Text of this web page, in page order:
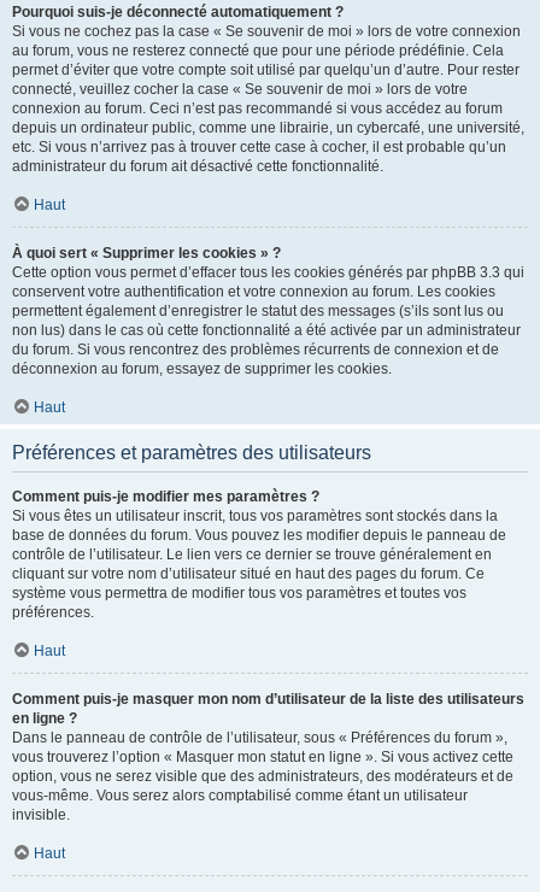
Pourquoi suis-je déconnecté automatiquement ?
Si vous ne cochez pas la case « Se souvenir de moi » lors de votre connexion
au forum, vous ne resterez connecté que pour une période prédéfinie. Cela
permet d’éviter que votre compte soit utilisé par quelqu’un d’autre. Pour rester
connecté, veuillez cocher la case « Se souvenir de moi » lors de votre
connexion au forum. Ceci n’est pas recommandé si vous accédez au forum
depuis un ordinateur public, comme une librairie, un cybercafé, une université,
etc. Si vous n’arrivez pas à trouver cette case à cocher, il est probable qu’un
administrateur du forum ait désactivé cette fonctionnalité.
Haut
À quoi sert « Supprimer les cookies » ?
Cette option vous permet d’effacer tous les cookies générés par phpBB 3.3 qui
conservent votre authentification et votre connexion au forum. Les cookies
permettent également d’enregistrer le statut des messages (s’ils sont lus ou
non lus) dans le cas où cette fonctionnalité a été activée par un administrateur
du forum. Si vous rencontrez des problèmes récurrents de connexion et de
déconnexion au forum, essayez de supprimer les cookies.
Haut
Préférences et paramètres des utilisateurs
Comment puis-je modifier mes paramètres ?
Si vous êtes un utilisateur inscrit, tous vos paramètres sont stockés dans la
base de données du forum. Vous pouvez les modifier depuis le panneau de
contrôle de l’utilisateur. Le lien vers ce dernier se trouve généralement en
cliquant sur votre nom d’utilisateur situé en haut des pages du forum. Ce
système vous permettra de modifier tous vos paramètres et toutes vos
préférences.
Haut
Comment puis-je masquer mon nom d’utilisateur de la liste des utilisateurs
en ligne ?
Dans le panneau de contrôle de l’utilisateur, sous « Préférences du forum »,
vous trouverez l’option « Masquer mon statut en ligne ». Si vous activez cette
option, vous ne serez visible que des administrateurs, des modérateurs et de
vous-même. Vous serez alors comptabilisé comme étant un utilisateur
invisible.
Haut